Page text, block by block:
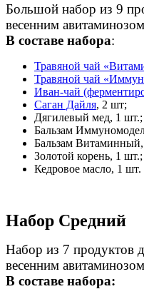
Большой набор из 9
весенним
В составе набора:
Травяной чай
Травяной чай
Иван-чай
Саган Дайля, 2 шт;
Дягилевый мед, 1 шт.;
Бальзам
Бальзам
Золотой корень, 1 шт.;
Кедровое масло, 1 шт.
Набор Средний
Набор из 7 продуктов
весенним
В составе набора: